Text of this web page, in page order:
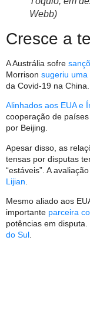
Webb)
Cresce a
A Austrália sofre
Morrison sugeriu uma
da Covid-19 na China.
Alinhados aos EUA e
cooperação de
por Beijing.
Apesar disso, as
tensas por disputas
“estáveis”. A
Lijian
Mesmo aliado aos
importante parceira
potências em
do Sul